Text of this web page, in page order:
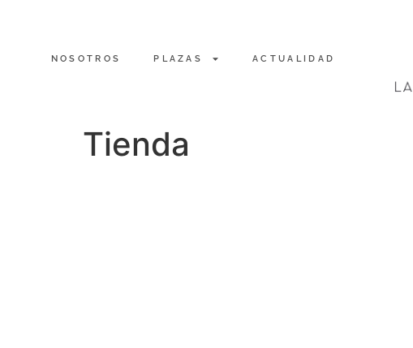
NOSOTROS PLAZAS ACTUALIDAD
Tienda